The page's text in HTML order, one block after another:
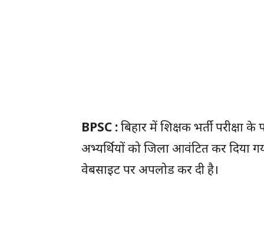
BPSC :बिहार में शिक्षक भर्ती
अभ्यर्थियों को जिला आवंटित कर दिया
वेबसाइट पर अपलोड कर दी है।